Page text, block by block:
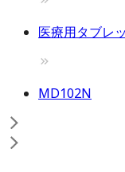
医療用タブレ
MD102N